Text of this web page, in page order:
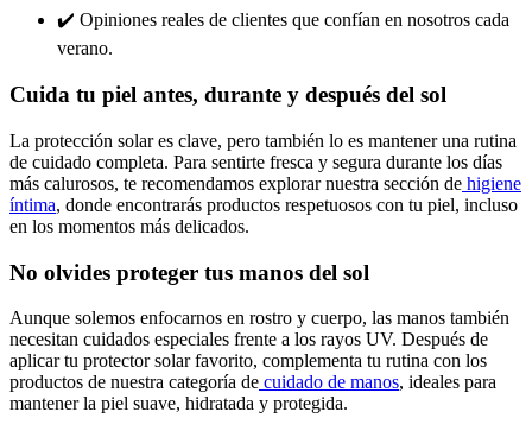
✔️ Opiniones reales de clientes que confían en nosotros cada
verano.
Cuida tu piel antes, durante y después del sol
La protección solar es clave, pero también lo es mantener una rutina
de cuidado completa. Para sentirte fresca y segura durante los días
más calurosos, te recomendamos explorar nuestra sección de higiene
íntima, donde encontrarás productos respetuosos con tu piel, incluso
en los momentos más delicados.
No olvides proteger tus manos del sol
Aunque solemos enfocarnos en rostro y cuerpo, las manos también
necesitan cuidados especiales frente a los rayos UV. Después de
aplicar tu protector solar favorito, complementa tu rutina con los
productos de nuestra categoría de cuidado de manos, ideales para
mantener la piel suave, hidratada y protegida.